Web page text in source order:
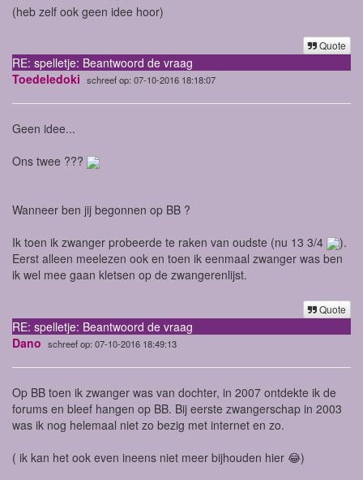
(heb zelf ook geen idee hoor)
Quote
RE: spelletje: Beantwoord de vraag
Toedeledoki schreef op: 07-10-2016 18:18:07
Geen idee...
Ons twee ???
Wanneer ben jij begonnen op BB ?
Ik toen ik zwanger probeerde te raken van oudste (nu 13 3/4
).
Eerst alleen meelezen ook en toen ik eenmaal zwanger was ben
ik wel mee gaan kletsen op de zwangerenlijst.
Quote
RE: spelletje: Beantwoord de vraag
Dano schreef op: 07-10-2016 18:49:13
Op BB toen ik zwanger was van dochter, in 2007 ontdekte ik de
forums en bleef hangen op BB. Bij eerste zwangerschap in 2003
was ik nog helemaal niet zo bezig met internet en zo.
( ik kan het ook even ineens niet meer bijhouden hier 😂)